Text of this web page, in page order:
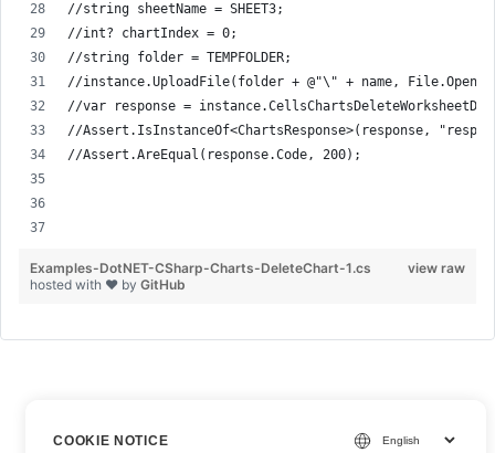
//string sheetName = SHEET3;
//int? chartIndex = 0;
//string folder = TEMPFOLDER;
//instance.UploadFile(folder + @"\" + name, File.Open(
//var response =
//Assert.IsInstanceOf<ChartsResponse>(response,
//Assert.AreEqual(response.Code, 200);
view raw
Examples-DotNET-CSharp-Charts-DeleteChart-1.cs
hosted with ❤ by GitHub
COOKIE NOTICE